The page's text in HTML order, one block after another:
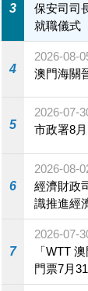
3
保安司司
就職儀式
4
2026-08-
澳門海關
5
2026-07-
市政署8
6
2026-08-
經濟財政
識推進經
7
2026-07-
「WTT
門票7月